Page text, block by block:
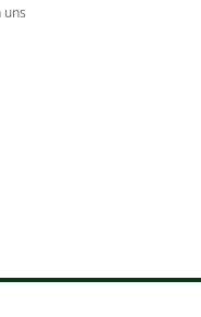
uns